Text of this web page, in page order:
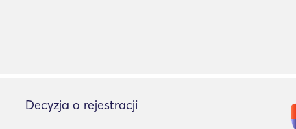
Decyzja o rejestracji